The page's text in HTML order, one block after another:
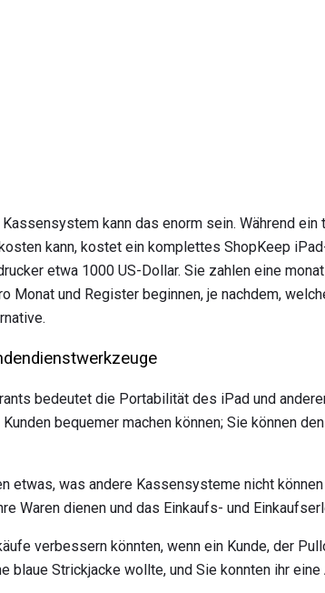
kann das enorm sein. Während
kann, kostet ein komplettes ShopKeep
etwa 1000 US-Dollar. Sie zahlen eine
Monat und Register beginnen, je nachdem,
bedeutet die Portabilität des iPad und
bequemer machen können; Sie können
etwas, was andere Kassensysteme nicht
Waren dienen und das Einkaufs- und
verbessern könnten, wenn ein Kunde, der
blaue Strickjacke wollte, und Sie konnten ihr